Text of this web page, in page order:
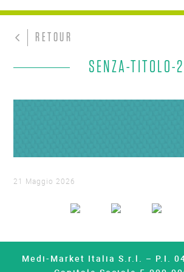
RETOUR
SENZA-TITOLO-2
21 Maggio 2026
Medi-Market Italia S.r.l. – P.I.